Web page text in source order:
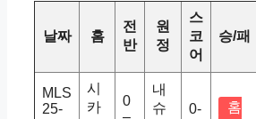
날짜 홈
전
반
원
정
스
코
어
승/패
MLS
25-
시
카
0
내
슈
0-
홈